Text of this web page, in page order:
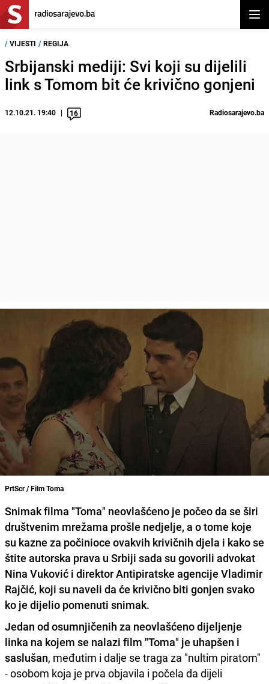
/ VIJESTI / REGIJA
Srbijanski mediji: Svi koji su dijelili
link s Tomom bit će krivično gonjeni
12.10.21. 19:40 16 Radiosarajevo.ba
PrtScr / Film Toma
Snimak filma "Toma" neovlašćeno je počeo da se širi
društvenim mrežama prošle nedjelje, a o tome koje
su kazne za počinioce ovakvih krivičnih djela i kako se
štite autorska prava u Srbiji sada su govorili advokat
Nina Vuković i direktor Antipiratske agencije Vladimir
Rajčić, koji su naveli da će krivično biti gonjen svako
ko je dijelio pomenuti snimak.
Jedan od osumnjičenih za neovlašćeno dijeljenje
linka na kojem se nalazi film "Toma" je uhapšen i
saslušan, međutim i dalje se traga za "nultim piratom"
- osobom koja je prva objavila i počela da dijeli